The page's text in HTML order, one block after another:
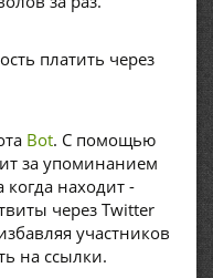
платить через
Bot. С помощью
за упоминанием
когда находит -
через Twitter
участников
на ссылки.